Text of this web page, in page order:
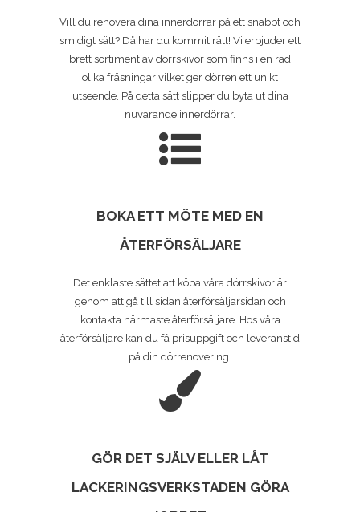
Vill du renovera dina innerdörrar på ett snabbt och
smidigt sätt? Då har du kommit rätt! Vi erbjuder ett
brett sortiment av dörrskivor som finns i en rad
olika fräsningar vilket ger dörren ett unikt
utseende. På detta sätt slipper du byta ut dina
nuvarande innerdörrar.
BOKA ETT MÖTE MED EN
ÅTERFÖRSÄLJARE
Det enklaste sättet att köpa våra dörrskivor är
genom att gå till sidan återförsäljarsidan och
kontakta närmaste återförsäljare. Hos våra
återförsäljare kan du få prisuppgift och leveranstid
på din dörrenovering.
GÖR DET SJÄLV ELLER LÅT
LACKERINGSVERKSTADEN GÖRA